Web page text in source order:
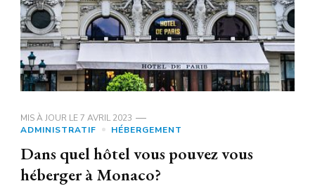
MIS À JOUR LE7 AVRIL 2023
ADMINISTRATIF
HÉBERGEMENT
Dans quel hôtel vous pouvez vous
héberger à Monaco?